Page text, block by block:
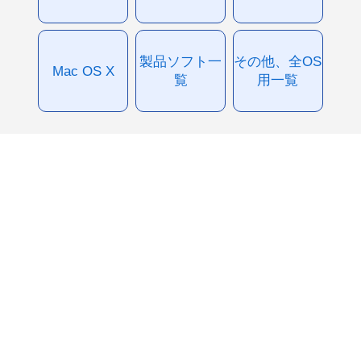
Mac OS X
製品ソフト一
覧
その他、全OS
用一覧